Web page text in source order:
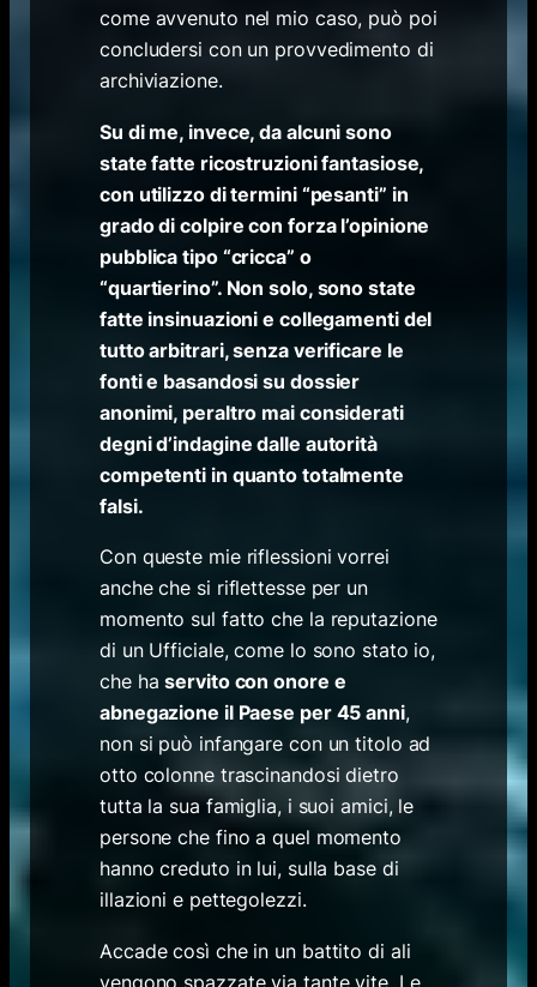
come avvenuto nel mio caso, può poi
concludersi con un provvedimento di
archiviazione.
Su di me, invece, da alcuni sono
state fatte ricostruzioni fantasiose,
con utilizzo di termini “pesanti” in
grado di colpire con forza l’opinione
pubblica tipo “cricca” o
“quartierino”. Non solo, sono state
fatte insinuazioni e collegamenti del
tutto arbitrari, senza verificare le
fonti e basandosi su dossier
anonimi, peraltro mai considerati
degni d’indagine dalle autorità
competenti in quanto totalmente
falsi.
Con queste mie riflessioni vorrei
anche che si riflettesse per un
momento sul fatto che la reputazione
di un Ufficiale, come lo sono stato io,
che haservito con onore e
abnegazione il Paese per 45 anni,
non si può infangare con un titolo ad
otto colonne trascinandosi dietro
tutta la sua famiglia, i suoi amici, le
persone che fino a quel momento
hanno creduto in lui, sulla base di
illazioni e pettegolezzi.
Accade così che in un battito di ali